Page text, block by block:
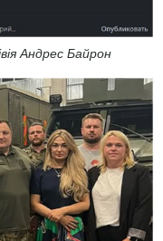
Андрес Байрон